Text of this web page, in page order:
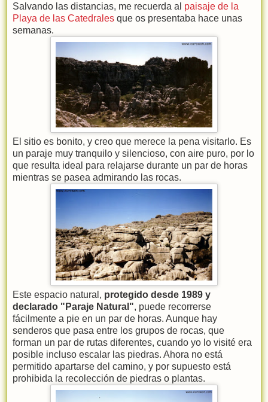
Salvando las distancias, me recuerda al paisaje de la
Playa de las Catedrales que os presentaba hace unas
semanas.
El sitio es bonito, y creo que merece la pena visitarlo. Es
un paraje muy tranquilo y silencioso, con aire puro, por lo
que resulta ideal para relajarse durante un par de horas
mientras se pasea admirando las rocas.
Este espacio natural, protegido desde 1989 y
declarado "Paraje Natural", puede recorrerse
fácilmente a pie en un par de horas. Aunque hay
senderos que pasa entre los grupos de rocas, que
forman un par de rutas diferentes, cuando yo lo visité era
posible incluso escalar las piedras. Ahora no está
permitido apartarse del camino, y por supuesto está
prohibida la recolección de piedras o plantas.